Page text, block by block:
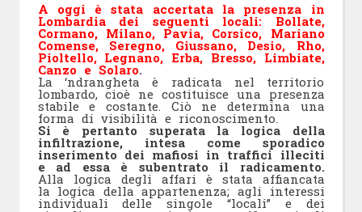
A oggi è stata accertata la presenza in
Lombardia dei seguenti locali: Bollate,
Cormano, Milano, Pavia, Corsico, Mariano
Comense, Seregno, Giussano, Desio, Rho,
Pioltello, Legnano, Erba, Bresso, Limbiate,
Canzo e Solaro.
La ‘ndrangheta è radicata nel territorio
lombardo, cioè ne costituisce una presenza
stabile e costante. Ciò ne determina una
forma di visibilità e riconoscimento.
Si è pertanto superata la logica della
infiltrazione, intesa come sporadico
inserimento dei mafiosi in traffici illeciti
e ad essa è subentrato il radicamento.
Alla logica degli affari è stata affiancata
la logica della appartenenza; agli interessi
individuali delle singole “locali” e dei